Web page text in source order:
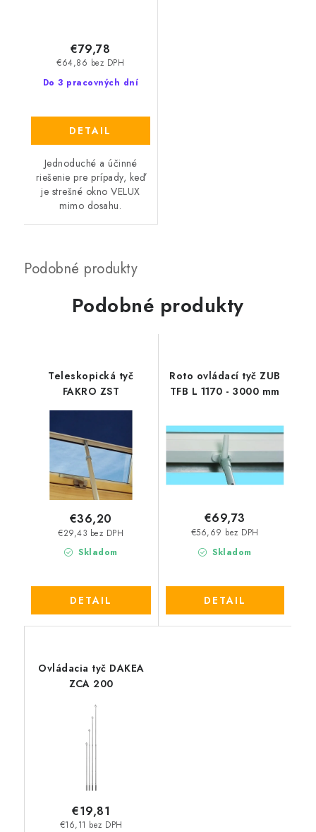
Do 3 pracovných dní
€64,86 bez DPH
€79,78
DETAIL
Jednoduché a účinné
riešenie pre prípady, keď
je strešné okno VELUX
mimo dosahu.
Podobné produkty
Teleskopická tyč
FAKRO ZST
Skladom
€29,43 bez DPH
€36,20
DETAIL
Roto ovládací tyč ZUB
TFB L 1170 - 3000 mm
Skladom
€56,69 bez DPH
€69,73
DETAIL
Ovládacia tyč DAKEA
ZCA 200
€16,11 bez DPH
€19,81